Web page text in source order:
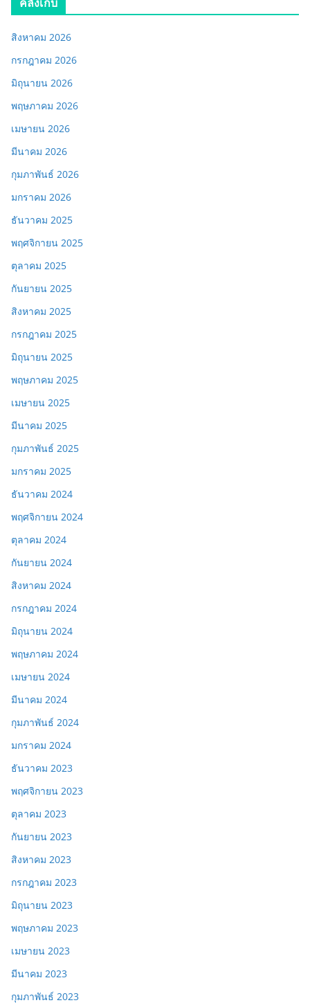
สิงหาคม 2026
กรกฎาคม 2026
มิถุนายน 2026
พฤษภาคม 2026
เมษายน 2026
มีนาคม 2026
กุมภาพันธ์ 2026
มกราคม 2026
ธันวาคม 2025
พฤศจิกายน 2025
ตุลาคม 2025
กันยายน 2025
สิงหาคม 2025
กรกฎาคม 2025
มิถุนายน 2025
พฤษภาคม 2025
เมษายน 2025
มีนาคม 2025
กุมภาพันธ์ 2025
มกราคม 2025
ธันวาคม 2024
พฤศจิกายน 2024
ตุลาคม 2024
กันยายน 2024
สิงหาคม 2024
กรกฎาคม 2024
มิถุนายน 2024
พฤษภาคม 2024
เมษายน 2024
มีนาคม 2024
กุมภาพันธ์ 2024
มกราคม 2024
ธันวาคม 2023
พฤศจิกายน 2023
ตุลาคม 2023
กันยายน 2023
สิงหาคม 2023
กรกฎาคม 2023
มิถุนายน 2023
พฤษภาคม 2023
เมษายน 2023
มีนาคม 2023
กุมภาพันธ์ 2023